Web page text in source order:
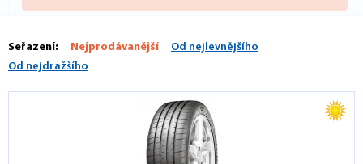
Seřazení: Nejprodávanější
Od nejlevnějšího
Od nejdražšího